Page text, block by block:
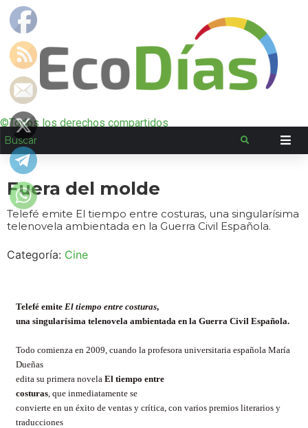
©Todos los derechos compartidos
Fuera del molde
Telefé emite El tiempo entre costuras, una singularísima
telenovela ambientada en la Guerra Civil Española.
Categoría: Cine
Telefé emite El tiempo entre costuras,
una singularísima telenovela ambientada en la Guerra Civil Española.
Todo comienza en 2009, cuando la profesora universitaria española María
Dueñas
edita su primera novela El tiempo entre
costuras, que inmediatamente se
convierte en un éxito de ventas y crítica, con varios premios literarios y
traducciones